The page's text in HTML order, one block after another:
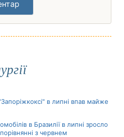
в липні впав майже
в Бразилії в липні зросло
з червнем